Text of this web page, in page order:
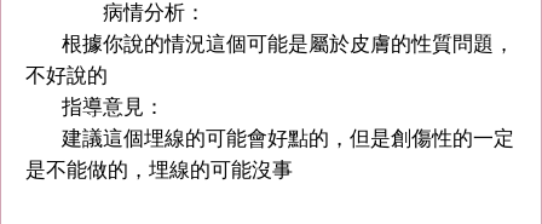
病情分析：
根據你說的情況這個可能是屬於皮膚的性質問題，
不好說的
指導意見：
建議這個埋線的可能會好點的，但是創傷性的一定
是不能做的，埋線的可能沒事